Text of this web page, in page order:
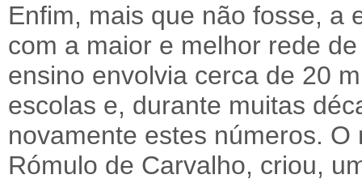
Enfim, mais que não fosse, a
com a maior e melhor rede
ensino envolvia cerca de 20
escolas e, durante muitas
novamente estes números.
Rómulo de Carvalho, criou,